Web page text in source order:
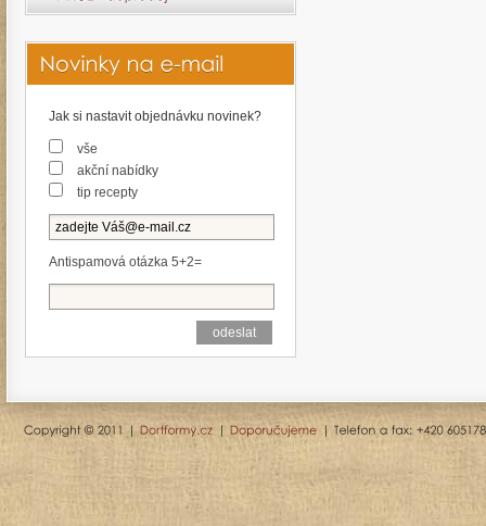
Jak si nastavit objednávku novinek?
vše
akční nabídky
tip recepty
Antispamová otázka 5+2=